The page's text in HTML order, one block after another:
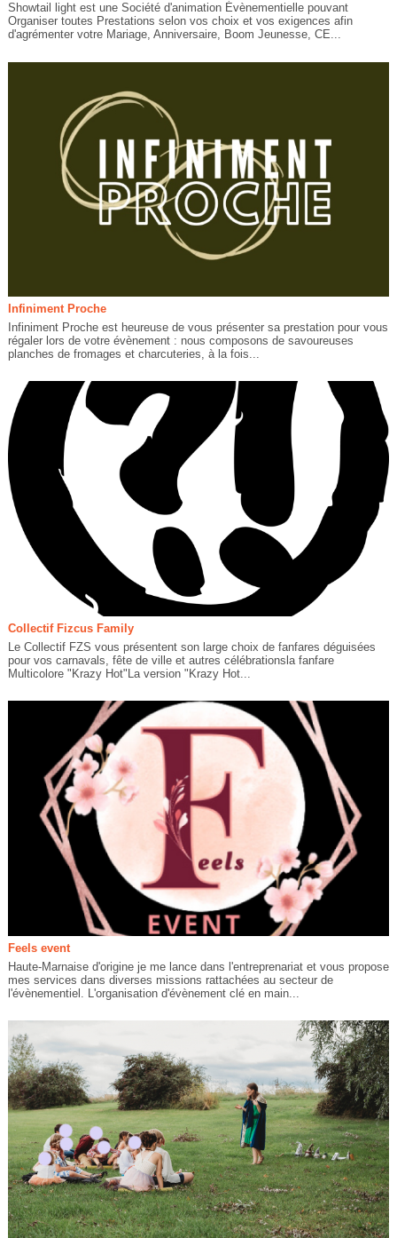
Showtail light est une Société d'animation Évènementielle pouvant
Organiser toutes Prestations selon vos choix et vos exigences afin
d'agrémenter votre Mariage, Anniversaire, Boom Jeunesse, CE...
Infiniment Proche
Infiniment Proche est heureuse de vous présenter sa prestation pour vous
régaler lors de votre évènement : nous composons de savoureuses
planches de fromages et charcuteries, à la fois...
Collectif Fizcus Family
Le Collectif FZS vous présentent son large choix de fanfares déguisées
pour vos carnavals, fête de ville et autres célébrationsla fanfare
Multicolore "Krazy Hot"La version "Krazy Hot...
Feels event
Haute-Marnaise d'origine je me lance dans l'entreprenariat et vous propose
mes services dans diverses missions rattachées au secteur de
l'évènementiel. L'organisation d'évènement clé en main...